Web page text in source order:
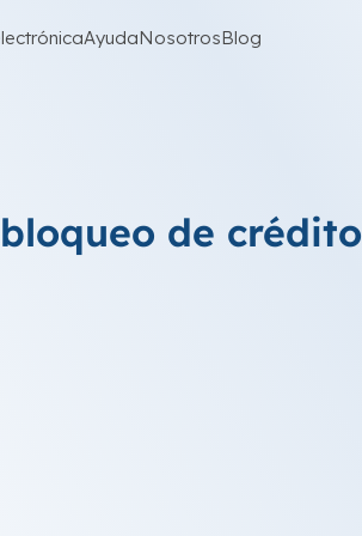
AyudaNosotrosBlog
de crédito